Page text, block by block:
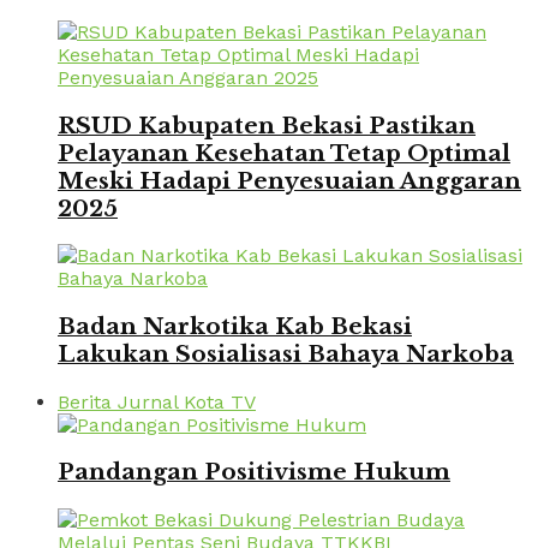
RSUD Kabupaten Bekasi Pastikan
Pelayanan Kesehatan Tetap Optimal
Meski Hadapi Penyesuaian Anggaran
2025
Badan Narkotika Kab Bekasi
Lakukan Sosialisasi Bahaya Narkoba
Berita Jurnal Kota TV
Pandangan Positivisme Hukum